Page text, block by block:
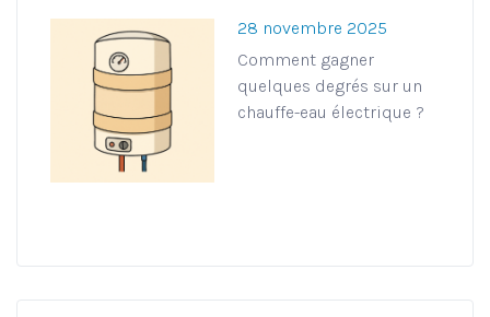
28 novembre 2025
Comment gagner
quelques degrés sur un
chauffe-eau électrique ?